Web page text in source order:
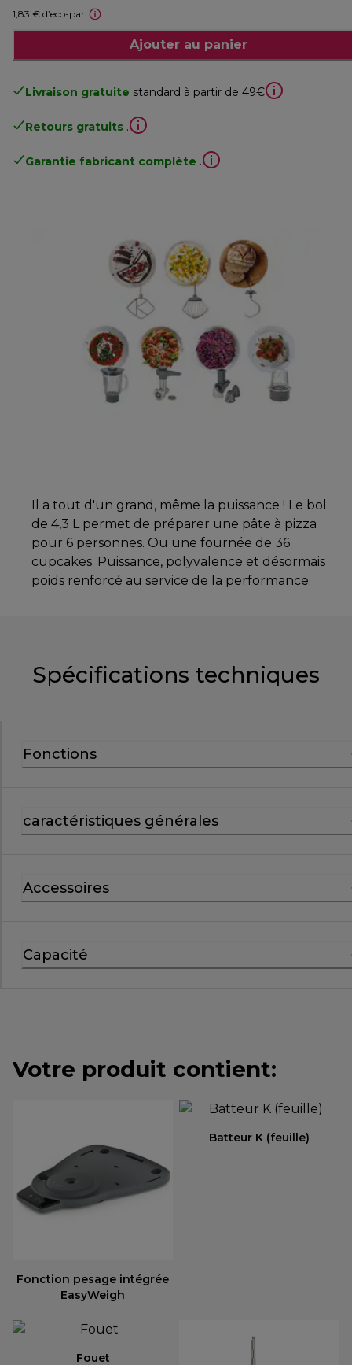
1,83 € d’eco-part
Ajouter au panier
Livraison gratuite standard à partir de 49€
Retours gratuits .
Garantie fabricant complète .
Il a tout d'un grand, même la puissance ! Le bol
de 4,3 L permet de préparer une pâte à pizza
pour 6 personnes. Ou une fournée de 36
cupcakes. Puissance, polyvalence et désormais
poids renforcé au service de la performance.
Spécifications techniques
Fonctions
caractéristiques générales
Accessoires
Capacité
Votre produit contient:
Fonction pesage intégrée
EasyWeigh
Batteur K (feuille)
Fouet